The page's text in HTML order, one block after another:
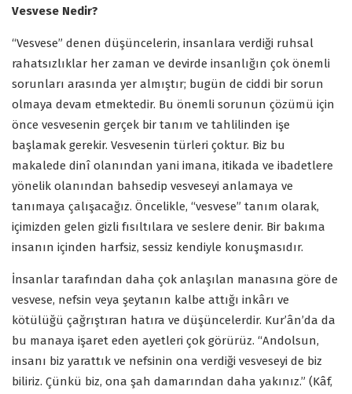
Vesvese Nedir?
“Vesvese” denen düşüncelerin, insanlara verdiği ruhsal
rahatsızlıklar her zaman ve devirde insanlığın çok önemli
sorunları arasında yer almıştır; bugün de ciddi bir sorun
olmaya devam etmektedir. Bu önemli sorunun çözümü için
önce vesvesenin gerçek bir tanım ve tahlilinden işe
başlamak gerekir. Vesvesenin türleri çoktur. Biz bu
makalede dinî olanından yani imana, itikada ve ibadetlere
yönelik olanından bahsedip vesveseyi anlamaya ve
tanımaya çalışacağız. Öncelikle, “vesvese” tanım olarak,
içimizden gelen gizli fısıltılara ve seslere denir. Bir bakıma
insanın içinden harfsiz, sessiz kendiyle konuşmasıdır.
İnsanlar tarafından daha çok anlaşılan manasına göre de
vesvese, nefsin veya şeytanın kalbe attığı inkârı ve
kötülüğü çağrıştıran hatıra ve düşüncelerdir. Kur’ân’da da
bu manaya işaret eden ayetleri çok görürüz. “Andolsun,
insanı biz yarattık ve nefsinin ona verdiği vesveseyi de biz
biliriz. Çünkü biz, ona şah damarından daha yakınız.” (Kâf,